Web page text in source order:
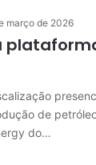
março de 2026
de
do…